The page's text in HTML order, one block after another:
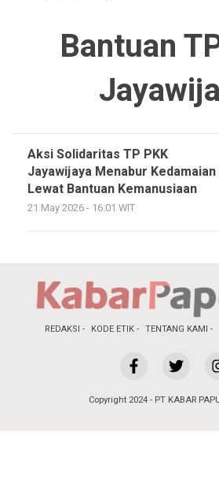
Bantuan
Aksi Solidaritas TP PKK
Jayawijaya Menabur Kedamaian
Lewat Bantuan Kemanusiaan
21 May 2026 - 16:01 WIT
REDAKSI KODE ETIK TENTANG KAMI
Copyright 2024 - PT KABAR